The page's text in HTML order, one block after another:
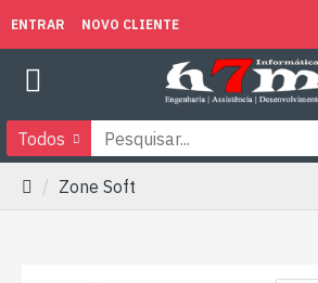
ENTRAR NOVO CLIENTE
Todos
Zone Soft